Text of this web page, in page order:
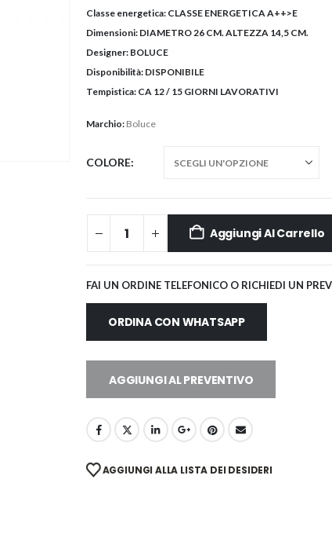
Classe energetica: CLASSE ENERGETICA A++>E
Dimensioni: DIAMETRO 26 CM. ALTEZZA 14,5 CM.
Designer: BOLUCE
Disponibilità: DISPONIBILE
Tempistica: CA 12 / 15 GIORNI LAVORATIVI
Marchio: Boluce
COLORE
Aggiungi Al Carrello
FAI UN ORDINE TELEFONICO O RICHIEDI UN
ORDINA CON WHATSAPP
AGGIUNGI AL PREVENTIVO
AGGIUNGI ALLA LISTA DEI DESIDERI